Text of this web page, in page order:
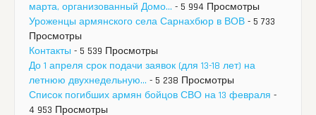
марта, организованный Домо... - 5 994 Просмотры
Уроженцы армянского села Сарнахбюр в ВОВ - 5 733
Просмотры
Контакты - 5 539 Просмотры
До 1 апреля срок подачи заявок (для 13-18 лет) на
летнюю двухнедельную... - 5 238 Просмотры
Список погибших армян бойцов СВО на 13 февраля -
4 953 Просмотры